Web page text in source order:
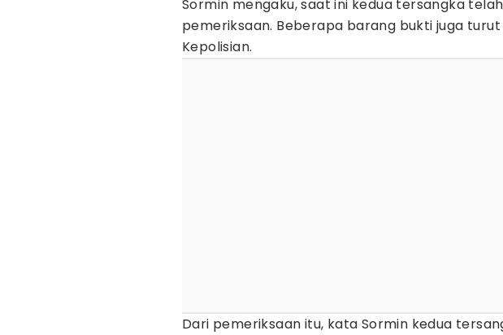
Sormin mengaku, saat ini kedua tersangka
pemeriksaan. Beberapa barang bukti juga
Kepolisian.
Dari pemeriksaan itu, kata Sormin kedua